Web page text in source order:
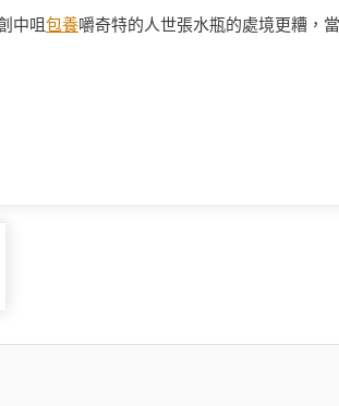
中咀包養嚼奇特的人世張水瓶的處境更糟，